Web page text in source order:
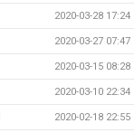
2020-03-28 17:24
2020-03-27 07:47
2020-03-15 08:28
2020-03-10 22:34
2020-02-18 22:55